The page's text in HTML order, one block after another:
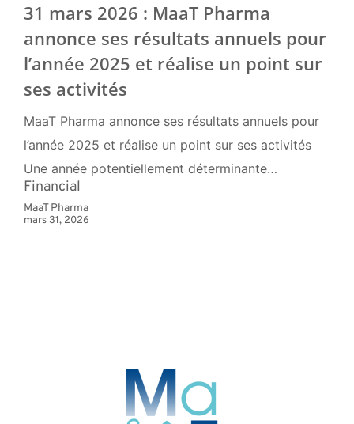
31 mars 2026 : MaaT Pharma
annonce ses résultats annuels pour
l’année 2025 et réalise un point sur
ses activités
MaaT Pharma annonce ses résultats annuels pour
l’année 2025 et réalise un point sur ses activités
Une année potentiellement déterminante…
Financial
MaaT Pharma
mars 31, 2026